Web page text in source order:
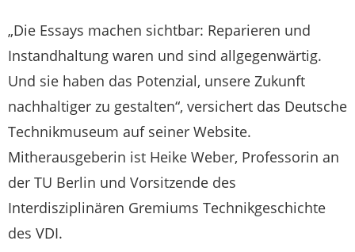
„Die Essays machen sichtbar: Reparieren und
Instandhaltung waren und sind allgegenwärtig.
Und sie haben das Potenzial, unsere Zukunft
nachhaltiger zu gestalten“, versichert das Deutsche
Technikmuseum auf seiner Website.
Mitherausgeberin ist Heike Weber, Professorin an
der TU Berlin und Vorsitzende des
Interdisziplinären Gremiums Technikgeschichte
des VDI.